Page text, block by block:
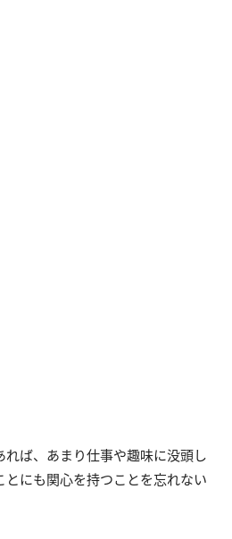
ば、あまり仕事や趣味に没頭し
にも関心を持つことを忘れない